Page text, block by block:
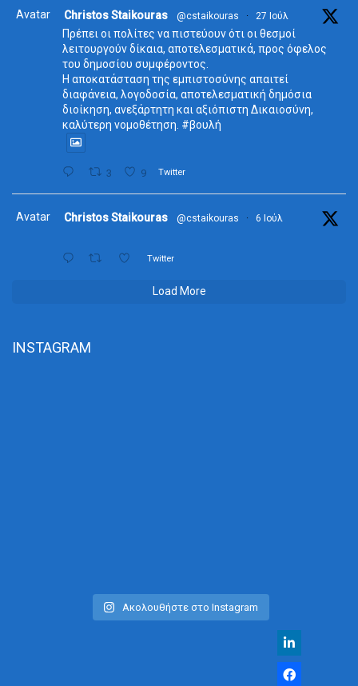
Avatar Christos Staikouras @cstaikouras · 27 Ιούλ
Πρέπει οι πολίτες να πιστεύουν ότι οι θεσμοί
λειτουργούν δίκαια, αποτελεσματικά, προς όφελος
του δημοσίου συμφέροντος.
Η αποκατάσταση της εμπιστοσύνης απαιτεί
διαφάνεια, λογοδοσία, αποτελεσματική δημόσια
διοίκηση, ανεξάρτητη και αξιόπιστη Δικαιοσύνη,
καλύτερη νομοθέτηση. #βουλή
3 9 Twitter
Avatar Christos Staikouras @cstaikouras · 6 Ιούλ
Twitter
Load More
INSTAGRAM
Ακολουθήστε στο Instagram